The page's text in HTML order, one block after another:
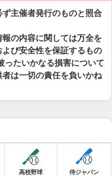
主催者発行のものと照合
の内容に関しては万全を
び安全性を保証するもの
ったいかなる損害について
は一切の責任を負いかね
高校野球 侍ジャパン